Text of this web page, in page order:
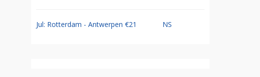
Jul: Rotterdam - Antwerpen €21 NS